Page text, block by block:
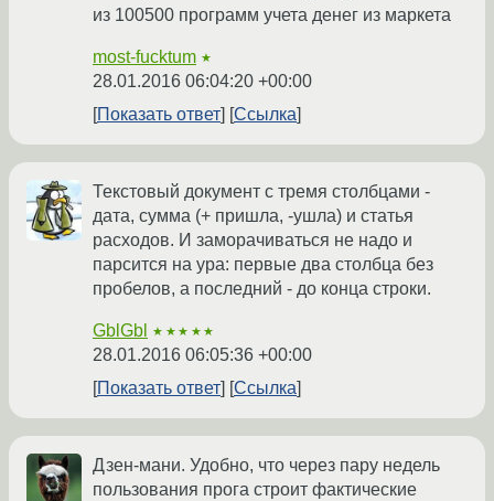
из 100500 программ учета денег из маркета
most-fucktum ★
28.01.2016 06:04:20 +00:00
Показать ответ
Ссылка
Текстовый документ с тремя столбцами -
дата, сумма (+ пришла, -ушла) и статья
расходов. И заморачиваться не надо и
парсится на ура: первые два столбца без
пробелов, а последний - до конца строки.
GblGbl ★★★★★
28.01.2016 06:05:36 +00:00
Показать ответ
Ссылка
Дзен-мани. Удобно, что через пару недель
пользования прога строит фактические